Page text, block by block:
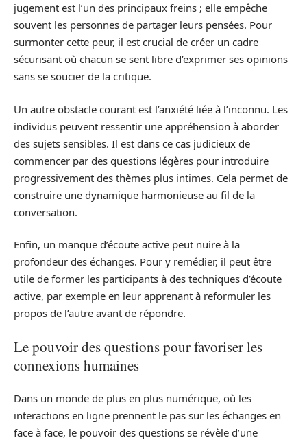
jugement est l’un des principaux freins ; elle empêche
souvent les personnes de partager leurs pensées. Pour
surmonter cette peur, il est crucial de créer un cadre
sécurisant où chacun se sent libre d’exprimer ses opinions
sans se soucier de la critique.
Un autre obstacle courant est l’anxiété liée à l’inconnu. Les
individus peuvent ressentir une appréhension à aborder
des sujets sensibles. Il est dans ce cas judicieux de
commencer par des questions légères pour introduire
progressivement des thèmes plus intimes. Cela permet de
construire une dynamique harmonieuse au fil de la
conversation.
Enfin, un manque d’écoute active peut nuire à la
profondeur des échanges. Pour y remédier, il peut être
utile de former les participants à des techniques d’écoute
active, par exemple en leur apprenant à reformuler les
propos de l’autre avant de répondre.
Le pouvoir des questions pour favoriser les
connexions humaines
Dans un monde de plus en plus numérique, où les
interactions en ligne prennent le pas sur les échanges en
face à face, le pouvoir des questions se révèle d’une